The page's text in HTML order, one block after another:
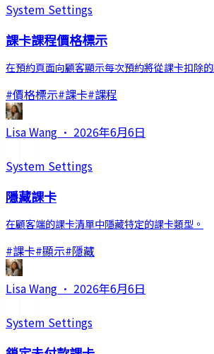
System Settings
課卡課程價格標示
在預約頁面向顧客顯示每次預約將從課卡扣除
#價格標示#課卡#課程
Lisa Wang · 2026年6月6日
System Settings
隱藏課卡
在顧客端的課卡清單中隱藏特定的課卡類型。
#課卡#顯示#隱藏
Lisa Wang · 2026年6月6日
System Settings